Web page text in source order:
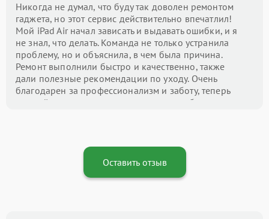
Никогда не думал, что буду так доволен ремонтом
гаджета, но этот сервис действительно впечатлил!
Мой iPad Air начал зависать и выдавать ошибки, и я
не знал, что делать. Команда не только устранила
проблему, но и объяснила, в чем была причина.
Ремонт выполнили быстро и качественно, также
дали полезные рекомендации по уходу. Очень
благодарен за профессионализм и заботу, теперь
это мой центр номер один для всех проблем с
Оставить отзыв